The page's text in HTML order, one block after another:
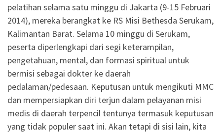
pelatihan selama satu minggu di Jakarta (9-15 Februari
2014), mereka berangkat ke RS Misi Bethesda Serukam,
Kalimantan Barat. Selama 10 minggu di Serukam,
peserta diperlengkapi dari segi keterampilan,
pengetahuan, mental, dan formasi spiritual untuk
bermisi sebagai dokter ke daerah
pedalaman/pedesaan. Keputusan untuk mengikuti MMC
dan mempersiapkan diri terjun dalam pelayanan misi
medis di daerah terpencil tentunya termasuk keputusan
yang tidak populer saat ini. Akan tetapi di sisi lain, kita